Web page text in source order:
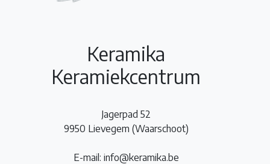
Keramika
Keramiekcentrum
Jagerpad 52
9950 Lievegem (Waarschoot)
E-mail: info@keramika.be